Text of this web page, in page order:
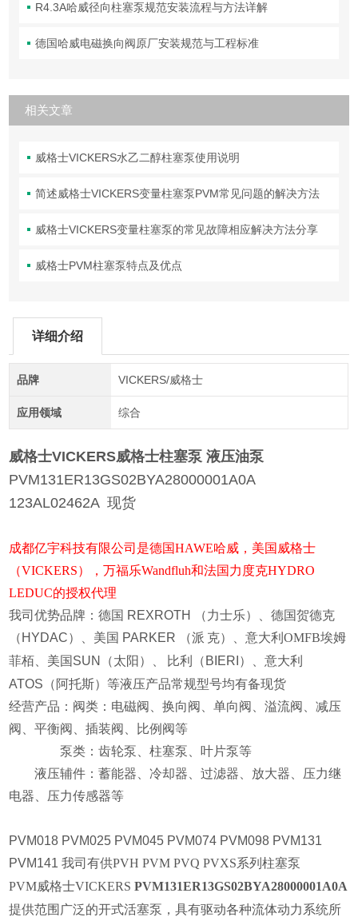
R4.3A哈威径向柱塞泵规范安装流程与方法详解
德国哈威电磁换向阀原厂安装规范与工程标准
相关文章
威格士VICKERS水乙二醇柱塞泵使用说明
简述威格士VICKERS变量柱塞泵PVM常见问题的解决方法
威格士VICKERS变量柱塞泵的常见故障相应解决方法分享
威格士PVM柱塞泵特点及优点
详细介绍
品牌 VICKERS/威格士
应用领域 综合
威格士VICKERS威格士柱塞泵 液压油泵
PVM131ER13GS02BYA28000001A0A
123AL02462A 现货
成都亿宇科技有限公司是德国HAWE哈威，美国威格士
（VICKERS），万福乐Wandfluh和法国力度克HYDRO
LEDUC的授权代理
我司优势品牌：德国 REXROTH
（力士乐）、德国贺德克
（ HYDAC）、美国 PARKER （派 克）、意大利OMFB埃姆
菲栢、美国 SUN （太阳）、 比利（ BIERI ）、意大利
ATOS （阿托斯）等液压产品常规型号均有备现货
经营产品：阀类：电磁阀、换向阀、单向阀、溢流阀、减压
阀、平衡阀、插装阀、比例阀等
泵类：齿轮泵、柱塞泵、叶片泵等
液压辅件：蓄能器、冷却器、过滤器、放大器、压力继
电器、压力传感器等
PVM018 PVM025 PVM045 PVM074 PVM098 PVM131
PVM141我司有供PVH PVM PVQ PVXS系列柱塞泵
PVM威格士VICKERSPVM131ER13GS02BYA28000001A0A
提供范围广泛的开式活塞泵，具有驱动各种流体动力系统所